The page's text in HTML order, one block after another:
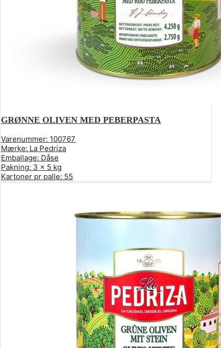
GRØNNE OLIVEN MED PEBERPASTA
Varenummer: 100767
Mærke: La Pedriza
Emballage: Dåse
Pakning: 3 x 5 kg
Kartoner pr palle: 55